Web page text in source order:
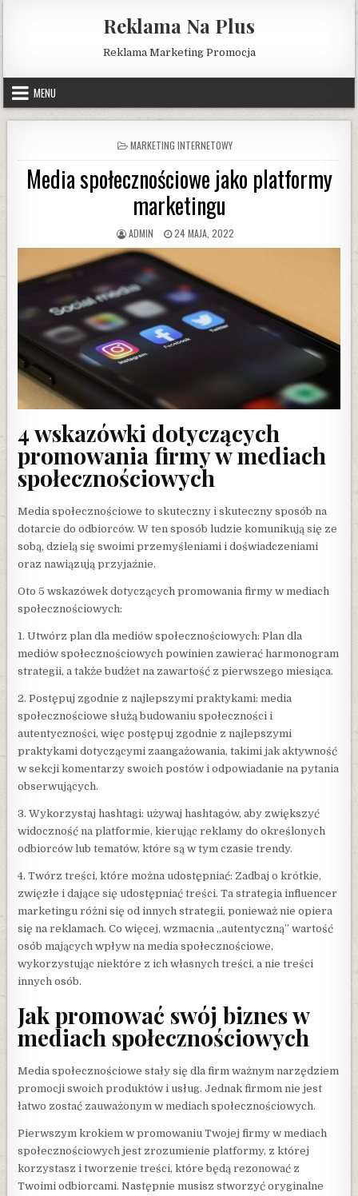
content
Reklama Na Plus
Reklama Marketing Promocja
MENU
POSTED
IN
MARKETING INTERNETOWY
Media społecznościowe jako platformy
marketingu
AUTHOR:
ADMIN
PUBLISHED
DATE:
24 MAJA, 2022
4 wskazówki dotyczących
promowania firmy w mediach
społecznościowych
Media społecznościowe to skuteczny i skuteczny sposób na
dotarcie do odbiorców. W ten sposób ludzie komunikują się ze
sobą, dzielą się swoimi przemyśleniami i doświadczeniami
oraz nawiązują przyjaźnie.
Oto 5 wskazówek dotyczących promowania firmy w mediach
społecznościowych:
1. Utwórz plan dla mediów społecznościowych: Plan dla
mediów społecznościowych powinien zawierać harmonogram
strategii, a także budżet na zawartość z pierwszego miesiąca.
2. Postępuj zgodnie z najlepszymi praktykami: media
społecznościowe służą budowaniu społeczności i
autentyczności, więc postępuj zgodnie z najlepszymi
praktykami dotyczącymi zaangażowania, takimi jak aktywność
w sekcji komentarzy swoich postów i odpowiadanie na pytania
obserwujących.
3. Wykorzystaj hashtagi: używaj hashtagów, aby zwiększyć
widoczność na platformie, kierując reklamy do określonych
odbiorców lub tematów, które są w tym czasie trendy.
4. Twórz treści, które można udostępniać: Zadbaj o krótkie,
zwięzłe i dające się udostępniać treści. Ta strategia influencer
marketingu różni się od innych strategii, ponieważ nie opiera
się na reklamach. Co więcej, wzmacnia „autentyczną” wartość
osób mających wpływ na media społecznościowe,
wykorzystując niektóre z ich własnych treści, a nie treści
innych osób.
Jak promować swój biznes w
mediach społecznościowych
Media społecznościowe stały się dla firm ważnym narzędziem
promocji swoich produktów i usług. Jednak firmom nie jest
łatwo zostać zauważonym w mediach społecznościowych.
Pierwszym krokiem w promowaniu Twojej firmy w mediach
społecznościowych jest zrozumienie platformy, z której
korzystasz i tworzenie treści, które będą rezonować z
Twoimi odbiorcami. Następnie musisz stworzyć oryginalne